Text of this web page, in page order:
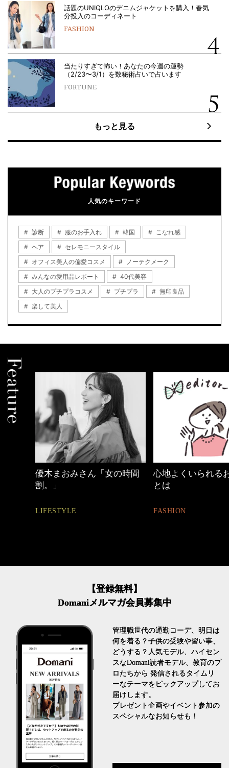
話題のUNIQLOのデニムジャケットを購入！春気
分投入のコーディネート
FASHION
当たりすぎて怖い！あなたの今週の運勢
（2/23〜3/1）を数秘術占いで占います
FORTUNE
もっと見る
人気のキーワード
診断 服のお手入れ 韓国
こなれ感
ヘア
セレモニースタイル
オフィス美人の偏愛コスメ
ノーテクメーク
みんなの愛用品レポート
40代美容
大人のプチプラコスメ
プチプラ
無印良品
楽して美人
優木まおみさん「女の時間
割。」
LIFESTYLE
心地よくいられる
とは
FASHION
【登録無料】
Domaniメルマガ会員募集中
管理職世代の通勤コーデ、明日は
何を着る？子供の受験や習い事、
どうする？人気モデル、ハイセン
スなDomani読者モデル、教育のプ
ロたちから 発信されるタイムリ
ーなテーマをピックアップしてお
届けします。
プレゼント企画やイベント参加の
スペシャルなお知らせも！